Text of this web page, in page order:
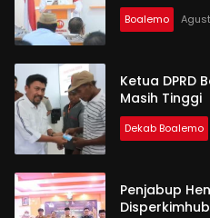
Boalemo
Ketua DPRD
Masih Tinggi
Dekab Boalemo
Penjabup